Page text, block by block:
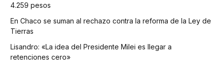
4.259 pesos
En Chaco se suman al rechazo contra la reforma de la Ley de
Tierras
Lisandro: «La idea del Presidente Milei es llegar a
retenciones cero»